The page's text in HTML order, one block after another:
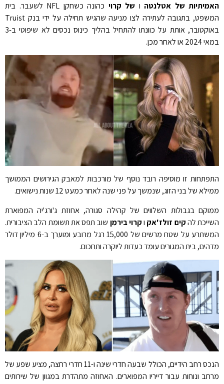
האמיתיות של אטלנטה ו של קרוי
כהונה כשחקן NFL לשעבר. בית
המשפט, בתגובה לעתירה לצו מניעה שהגיש תחילה על ידי בנק Truist
באוקטובר, אותת על כוונתו להתחיל בהליך כינוס נכסים לא שיפוטי ב-3
במאי 2024 או לאחר מכן.
התפתחות זו מוסיפה רובד נוסף של מורכבות למאבק הגירושים הממושך
ממילא של בני הזוג, שנמשך על פני שנה לאחר כמעט 12 שנות נישואים.
ממוקם בגבולות השלווים של קהילה סגורה, אחוזת ג'ורג'יה המפוארת
השייכת להקים זולז'אק וקרוי בירמן שוב תפס את תשומת הלב הציבורית.
המשתרע על שטח מרשים של 15,000 רגל מרובע ומוערך ב-6 מיליון דולר
מדהים, בית המגורים עומד כעדות ליוקרה ותחכום.
הנכס רחב הידיים, הכולל שבעה חדרי שינה ו-11 חדרי רחצה, מציע שפע של
מרחב ונוחות עבור דייריו המפוארים. האחוזה מתהדרת במגוון של שירותים